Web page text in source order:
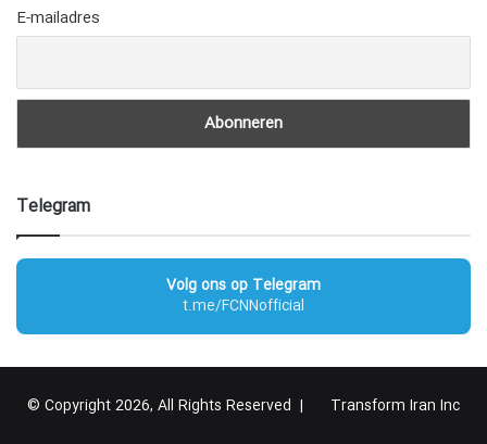
E-mailadres
Telegram
Volg ons op Telegram
t.me/FCNNofficial
© Copyright 2026, All Rights Reserved | Transform Iran Inc